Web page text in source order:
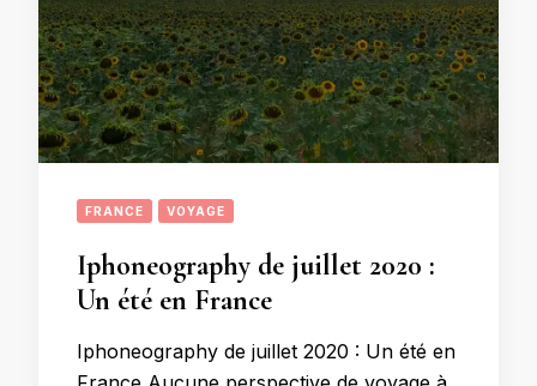
FRANCE VOYAGE
Iphoneography de juillet 2020 :
Un été en France
Iphoneography de juillet 2020 : Un été en